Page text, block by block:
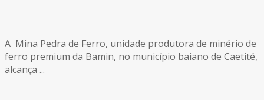
A Mina Pedra de Ferro, unidade produtora de minério de
ferro premium da Bamin, no município baiano de Caetité,
alcança ...